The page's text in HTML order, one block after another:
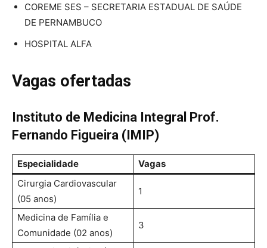
COREME SES – SECRETARIA ESTADUAL DE SAÚDE
DE PERNAMBUCO
HOSPITAL ALFA
Vagas ofertadas
Instituto de Medicina Integral Prof.
Fernando Figueira (IMIP)
Especialidade
Vagas
Cirurgia Cardiovascular
(05 anos)
1
Medicina de Família e
Comunidade (02 anos)
3